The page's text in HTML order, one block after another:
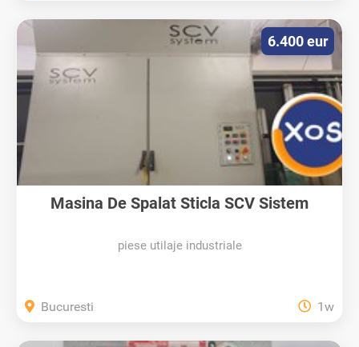
Masina De Spalat Sticla SCV Sistem
piese utilaje industriale
6.400 eur
Bucuresti 1w